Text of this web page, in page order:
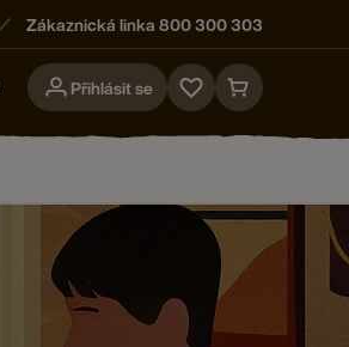
Zákaznická linka 800 300 303
Přihlásit se
Go
to
Go
to